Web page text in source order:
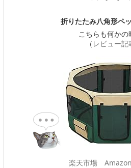
折りたたみ八角形ペ
こちらも何かの
（ レビュー記
楽天市場 Amazon